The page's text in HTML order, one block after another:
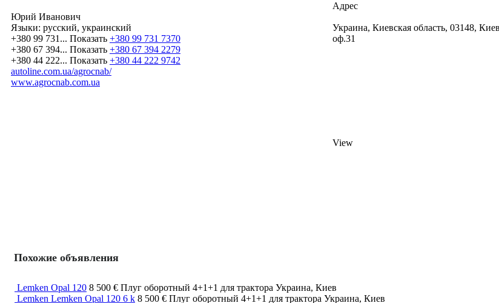
Юрий Иванович
Языки: русский, украинский
+380 99 731... Показать +380 99 731 7370
+380 67 394... Показать +380 67 394 2279
+380 44 222... Показать +380 44 222 9742
autoline.com.ua/agrocnab/
www.agrocnab.com.ua
Адрес
Украина, Киевская область, 03148,
оф.31
View
Похожие объявления
Lemken Opal 120 8 500 € Плуг оборотный 4+1+1 для трактора Украина, Киев
Lemken Lemken Opal 120 6 k 8 500 € Плуг оборотный 4+1+1 для трактора Украина, Киев